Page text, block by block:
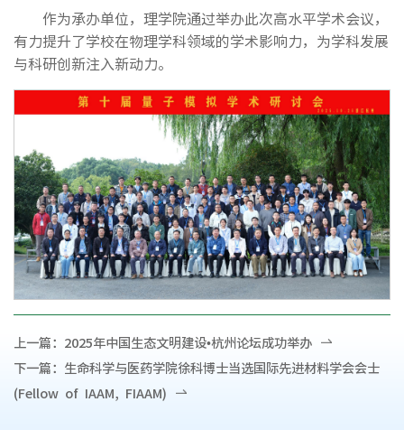
作为承办单位，理学院通过举办此次高水平学术会议，
有力提升了学校在物理学科领域的学术影响力，为学科发展
与科研创新注入新动力。
上一篇： 2025年中国生态文明建设•杭州论坛成功举办
下一篇： 生命科学与医药学院徐科博士当选国际先进材料学会会士
(Fellow of IAAM, FIAAM)